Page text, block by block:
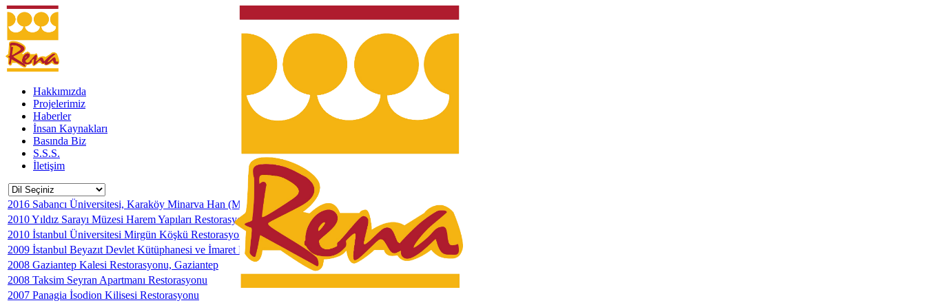
Hakkımızda
Projelerimiz
Haberler
İnsan Kaynakları
Basında Biz
S.S.S.
İletişim
2016 Sabancı Üniversitesi, Karaköy Minarva Han (Minerva Palas), İstanbul
2010 Yıldız Sarayı Müzesi Harem Yapıları Restorasyonu
2010 İstanbul Üniversitesi Mirgün Köşkü Restorasyonu
2009 İstanbul Beyazıt Devlet Kütüphanesi ve İmaret Binası Restorasyonu
2008 Gaziantep Kalesi Restorasyonu, Gaziantep
2008 Taksim Seyran Apartmanı Restorasyonu
2007 Panagia İsodion Kilisesi Restorasyonu